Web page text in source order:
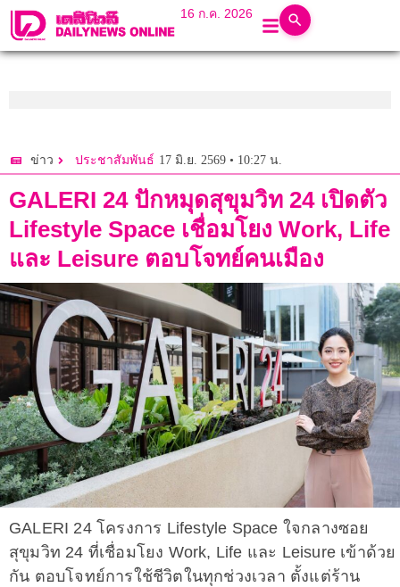
16 ก.ค. 2026
ข่าว ประชาสัมพันธ์ 17 มิ.ย. 2569 • 10:27 น.
GALERI 24 ปักหมุดสุขุมวิท 24 เปิดตัว
Lifestyle Space เชื่อมโยง Work, Life
และ Leisure ตอบโจทย์คนเมือง
GALERI 24 โครงการ Lifestyle Space ใจกลางซอย
สุขุมวิท 24 ที่เชื่อมโยง Work, Life และ Leisure เข้าด้วย
กัน ตอบโจทย์การใช้ชีวิตในทุกช่วงเวลา ตั้งแต่ร้าน